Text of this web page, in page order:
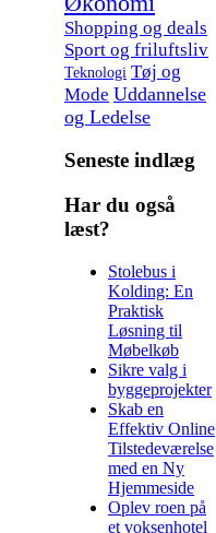
Shopping og deals
Sport og friluftsliv
Teknologi Tøj og
Mode Uddannelse
og Ledelse
Seneste indlæg
Har du også
læst?
Stolebus i
Kolding: En
Praktisk
Løsning til
Møbelkøb
Sikre valg i
byggeprojekter
Skab en
Effektiv Online
Tilstedeværelse
med en Ny
Hjemmeside
Oplev roen på
et voksenhotel